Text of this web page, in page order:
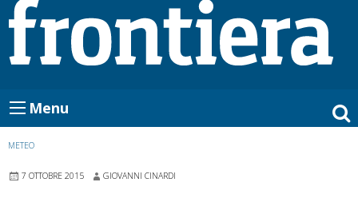
Menu
METEO
7 OTTOBRE 2015 GIOVANNI CINARDI